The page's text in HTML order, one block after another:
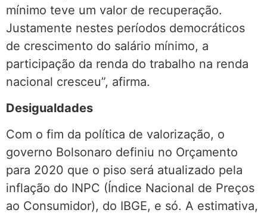
mínimo teve um valor de recuperação.
Justamente nestes períodos democráticos
de crescimento do salário mínimo, a
participação da renda do trabalho na renda
nacional cresceu”, afirma.
Desigualdades
Com o fim da política de valorização, o
governo Bolsonaro definiu no Orçamento
para 2020 que o piso será atualizado pela
inflação do INPC (Índice Nacional de Preços
ao Consumidor), do IBGE, e só. A estimativa,